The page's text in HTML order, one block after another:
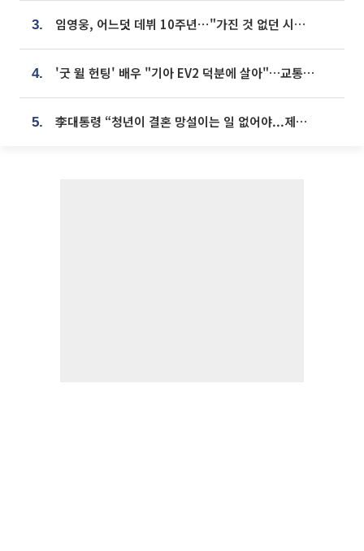
3. 임영웅, 어느덧 데뷔 10주년⋯"가진 것 없던 시절, 내 앞엔 20명의 팬뿐"
4. '굿 윌 헌팅' 배우 "기아 EV2 덕분에 살아"…교통사고 후 안전성 극찬
5. 李대통령 “청년이 결혼 망설이는 일 없어야...제도상 불이익 조사”